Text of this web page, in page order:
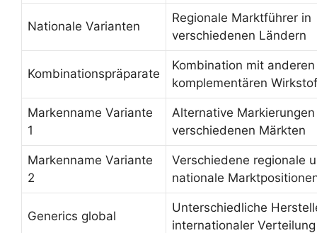
Nationale Varianten
Regionale Marktführer in
verschiedenen Ländern
Kombinationspräparate
Kombination mit anderen
komplementären
Markenname Variante
1
Alternative
verschiedenen Märkten
Markenname Variante
2
Verschiedene regionale
nationale
Generics global
Unterschiedliche
internationaler Verteilung